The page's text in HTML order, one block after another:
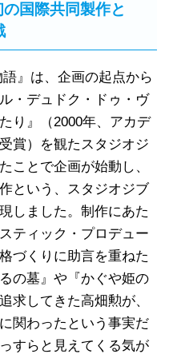
国際共同製作と
』は、企画の起点から
・デュドク・ドゥ・ヴ
り』（2000年、アカデ
賞）を観たスタジオジ
ことで企画が始動し、
という、スタジオジブ
しました。制作にあた
ティック・プロデュー
づくりに助言を重ねた
の墓』や『かぐや姫の
求してきた高畑勲が、
関わったという事実だ
すらと見えてくる気が